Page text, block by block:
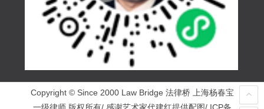
Copyright © Since 2000 Law Bridge 法律桥 上海杨春宝